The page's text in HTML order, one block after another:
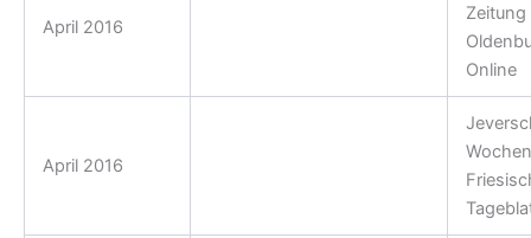
April 2016
Zeitung
Online
April 2016